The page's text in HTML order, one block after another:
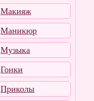
Макияж
Маникюр
Музыка
Гонки
Приколы